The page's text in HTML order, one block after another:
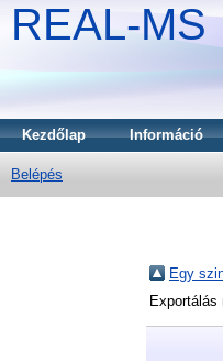
REAL-MS
Kezdőlap Információ
Belépés
Egy
Exportálás